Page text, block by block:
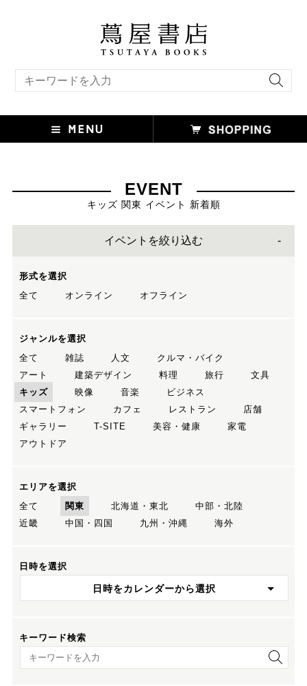
EVENT
キッズ 関東 イベント 新着順
イベントを絞り込む
形式を選択
全て
オンライン オフライン
ジャンルを選択
全て
雑誌 人文
クルマ・バイク
アート
建築デザイン 料理 旅行
文具
キッズ
映像 音楽
ビジネス
スマートフォン
カフェ レストラン
店舗
ギャラリー
T-SITE 美容・健康
家電
アウトドア
エリアを選択
全て
関東 北海道・東北
中部・北陸
近畿
中国・四国 九州・沖縄 海外
日時を選択
日時をカレンダーから選択
キーワード検索
キーワード検索